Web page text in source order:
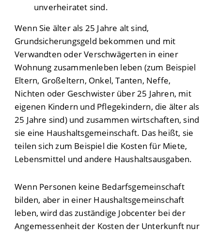
unverheiratet sind.
Wenn Sie älter als 25 Jahre alt sind,
Grundsicherungsgeld bekommen und mit
Verwandten oder Verschwägerten in einer
Wohnung zusammenleben leben (zum Beispiel
Eltern, Großeltern, Onkel, Tanten, Neffe,
Nichten oder Geschwister über 25 Jahren, mit
eigenen Kindern und Pflegekindern, die älter als
25 Jahre sind) und zusammen wirtschaften, sind
sie eine Haushaltsgemeinschaft. Das heißt, sie
teilen sich zum Beispiel die Kosten für Miete,
Lebensmittel und andere Haushaltsausgaben.
Wenn Personen keine Bedarfsgemeinschaft
bilden, aber in einer Haushaltsgemeinschaft
leben, wird das zuständige Jobcenter bei der
Angemessenheit der Kosten der Unterkunft nur